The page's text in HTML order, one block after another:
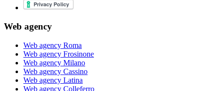
Web agency
Web agency Roma
Web agency Frosinone
Web agency Milano
Web agency Cassino
Web agency Latina
Web agency Colleferro